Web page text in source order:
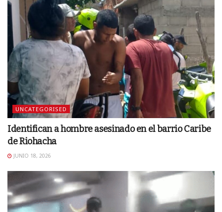
UNCATEGORISED
Identifican a hombre asesinado en el barrio Caribe
de Riohacha
JUNIO 18, 2026